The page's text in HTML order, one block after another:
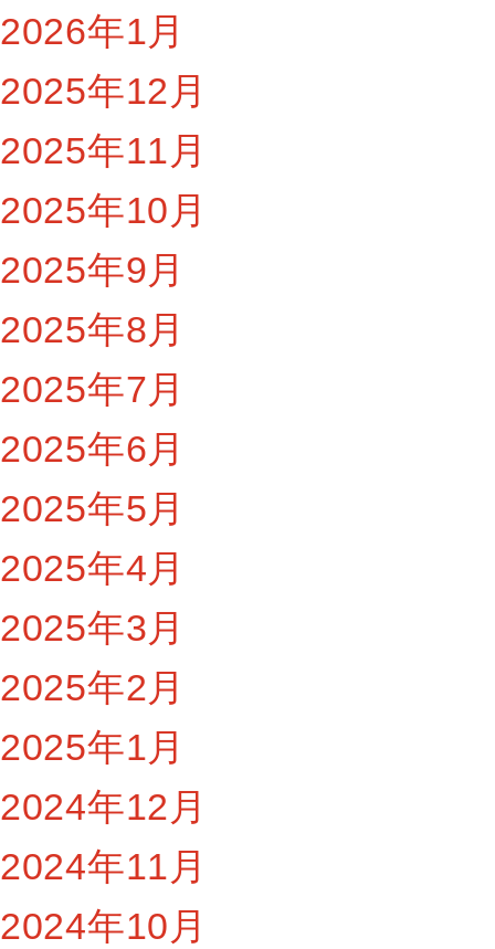
2026年1月
2025年12月
2025年11月
2025年10月
2025年9月
2025年8月
2025年7月
2025年6月
2025年5月
2025年4月
2025年3月
2025年2月
2025年1月
2024年12月
2024年11月
2024年10月